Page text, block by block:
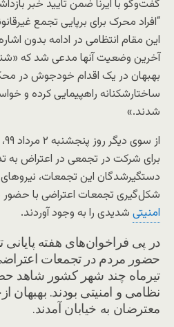
گفت‌وگو با ایرنا ضمن تایید خبر
“افراد محرک برای برپایی تجمع
این مقام انتظامی در ادامه بدون
آخرین وضعیت آنها مدعی شد که
بهبهان در یک اقدام خودجوش در
ساختارشکنانه راهپیمایی کرده و
شدند.»
برای شرکت در تجمعی در اعتراض به
دستگیرشدگان این تجمعات،
شکل‌گیری تجمعات اعتراضی با حضور
امنیتی شدیدی را به وجود آوردند.
در پی فراخوان‌های هفته پایانی
تیرماه چند شهر کشور شاهد
نظامی و امنیتی بودند.
معترضان به خیابان آمدند.